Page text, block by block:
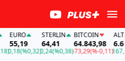
EURO
55,19
(%0,32)
STERLIN
64,41
0,24(%0,38)
BITCOIN
64.843,98
-73,29(%-0,11)
ALTIN
167,96